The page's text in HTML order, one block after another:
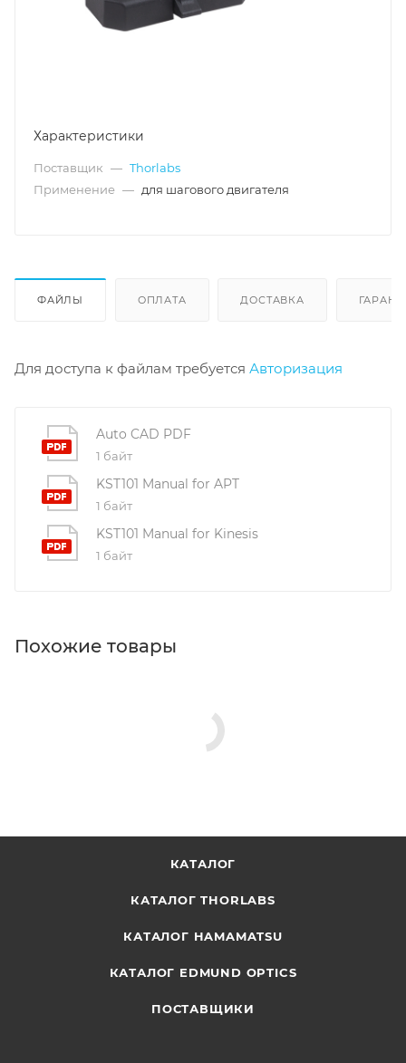
Характеристики
Поставщик — Thorlabs
Применение — для шагового двигателя
ФАЙЛЫ ОПЛАТА ДОСТАВКА
Для доступа к файлам требуется Авторизация
Auto CAD PDF
1 байт
KST101 Manual for APT
1 байт
KST101 Manual for Kinesis
1 байт
Похожие товары
КАТАЛОГ
КАТАЛОГ THORLABS
КАТАЛОГ HAMAMATSU
КАТАЛОГ EDMUND OPTICS
ПОСТАВЩИКИ